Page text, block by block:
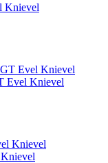
Knievel
Evel Knievel